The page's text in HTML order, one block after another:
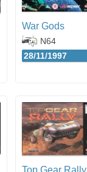
War Gods
N64
28/11/1997
Top Gear Rally